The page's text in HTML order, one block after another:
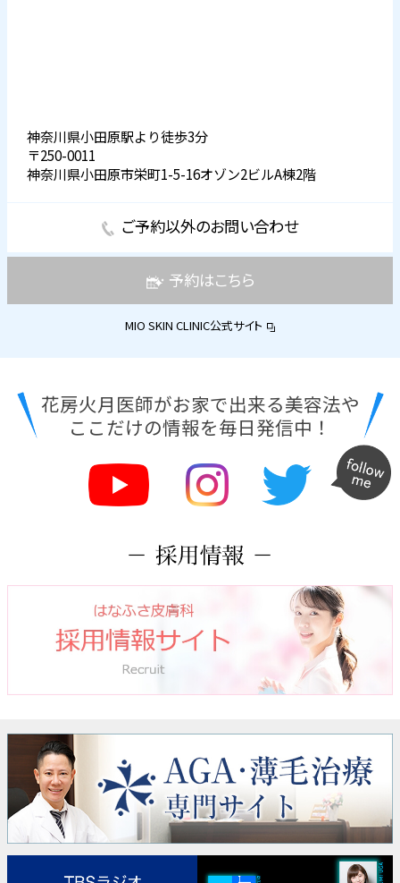
神奈川県小田原駅より徒歩3分
〒250-0011
神奈川県小田原市栄町1-5-16オゾン2ビルA棟2階
ご予約以外のお問い合わせ
予約はこちら
MIO SKIN CLINIC公式サイト
花房火月医師がお家で出来る美容法や
ここだけの情報を毎日発信中！